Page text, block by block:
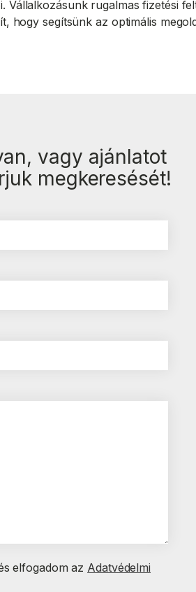
Vállalkozásunk rugalmas fizetési
hogy segítsünk az optimális
vagy ajánlatot
megkeresését!
elfogadom az Adatvédelmi